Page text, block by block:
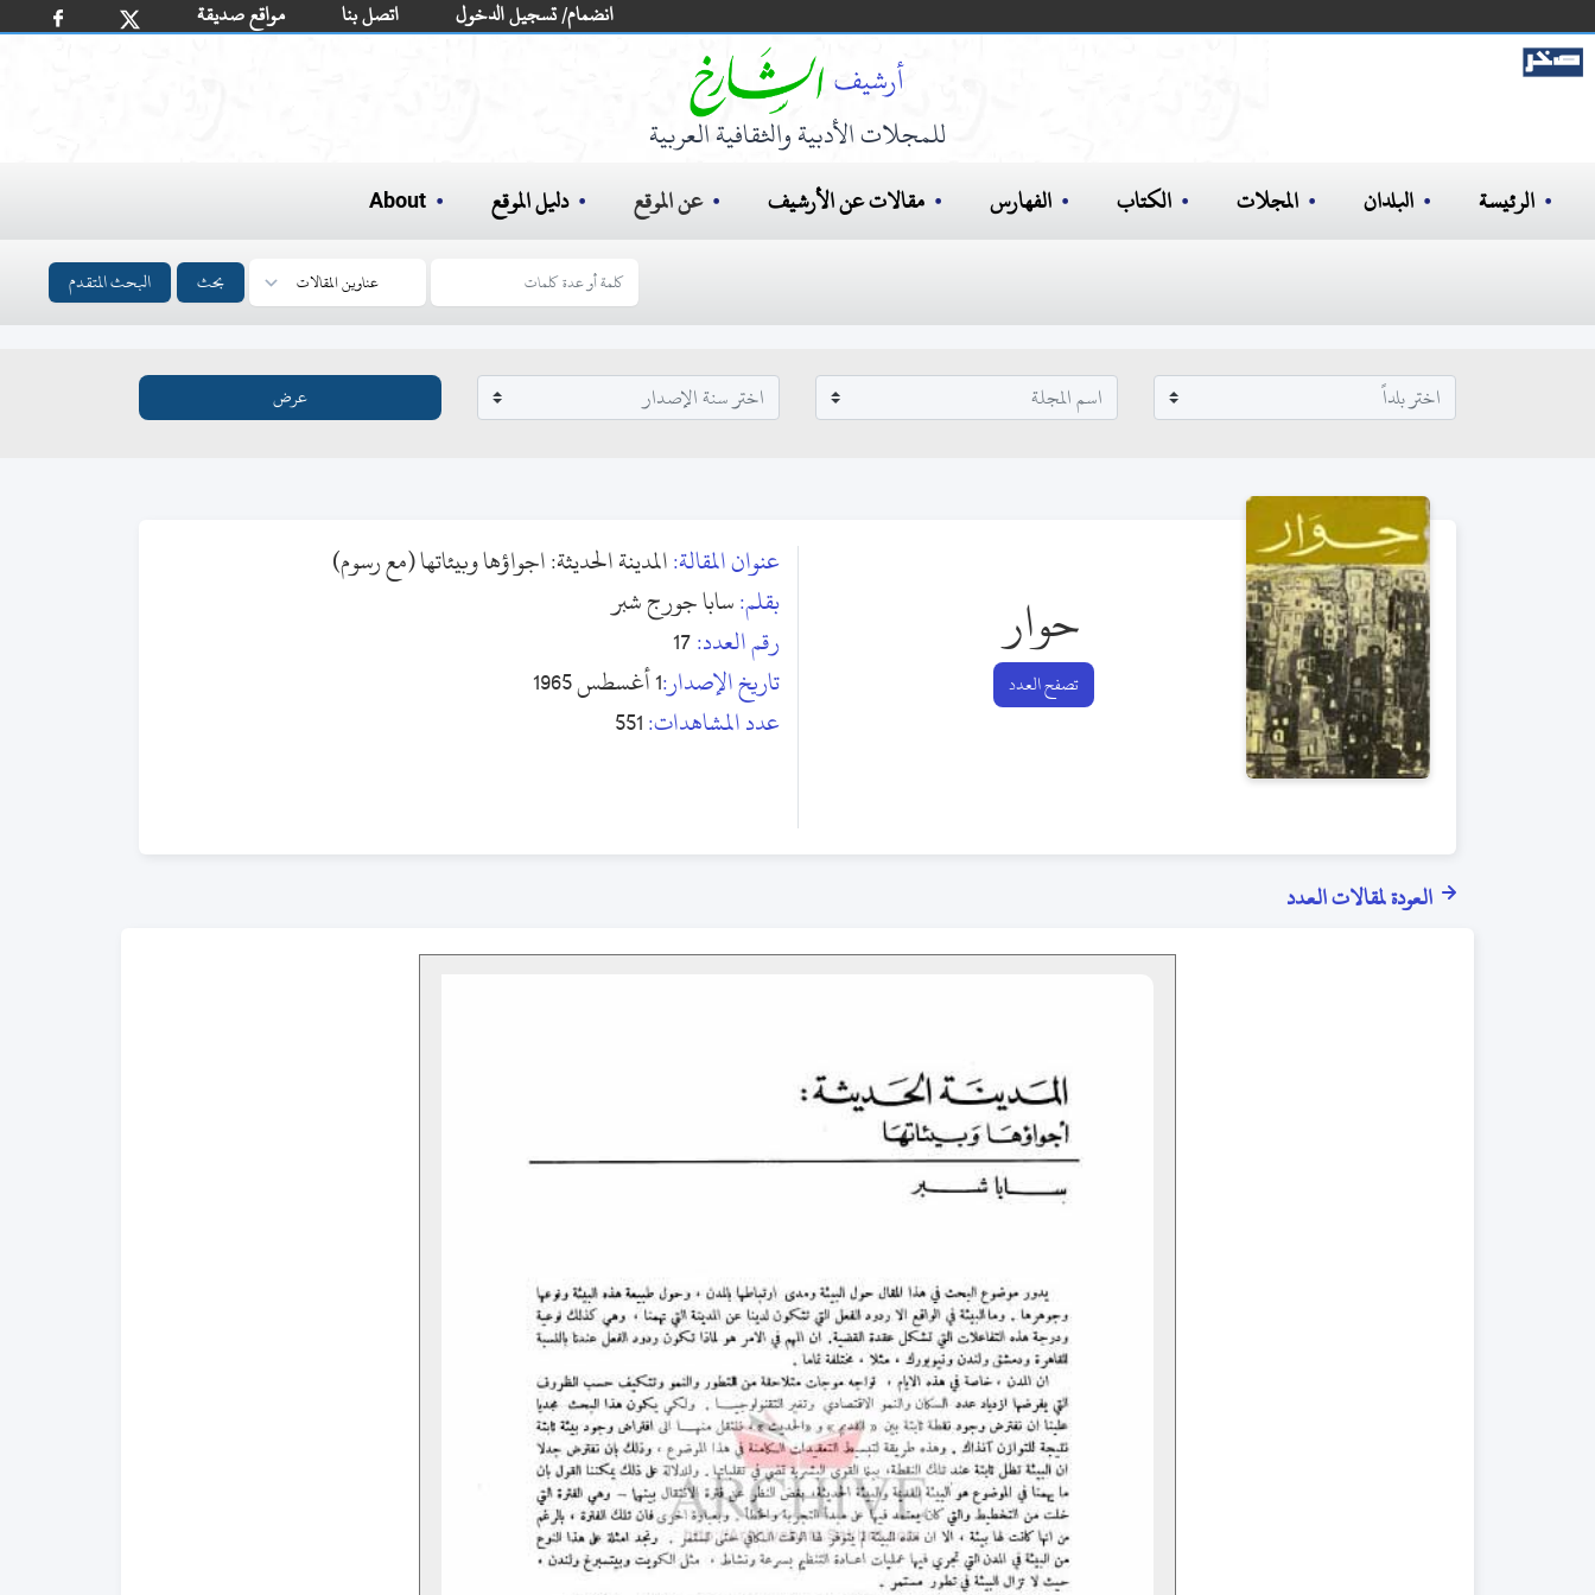
مواقع صديقة اتصل بنا انضمام/ تسجيل الدخول
للمجلات الأدبية والثقافية العربية
الرئيسة البلدان المجلات الكتاب الفهارس مقالات عن الأرشيف عن الموقع دليل الموقع About
بحث البحث المتقدم
حوار
تصفح العدد
عنوان المقالة:المدينة الحديثة: اجواؤها وبيئاتها (مع رسوم)
بقلم:سابا جورج شبر
رقم العدد:17
تاريخ الإصدار:1 أغسطس 1965
عدد المشاهدات:551
العودة لمقالات العدد